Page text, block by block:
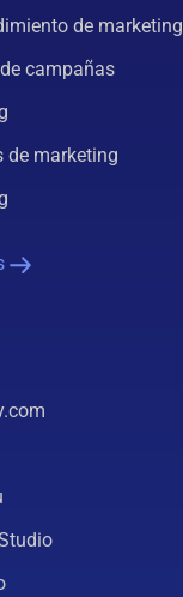
de marketing
campañas
de marketing